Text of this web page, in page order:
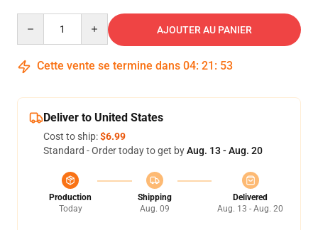
AJOUTER AU PANIER
Cette vente se termine dans 04: 21 : 52
Deliver to United States
Cost to ship:$6.99
Standard - Order today to get byAug. 13 - Aug. 20
Production
Today
Shipping
Aug. 09
Delivered
Aug. 13 - Aug. 20